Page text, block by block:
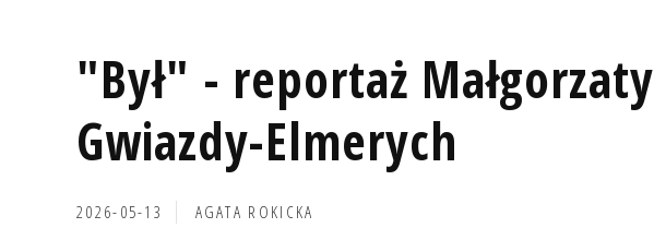
"Był" - reportaż Małgorzaty
Gwiazdy-Elmerych
2026-05-13 AGATA ROKICKA